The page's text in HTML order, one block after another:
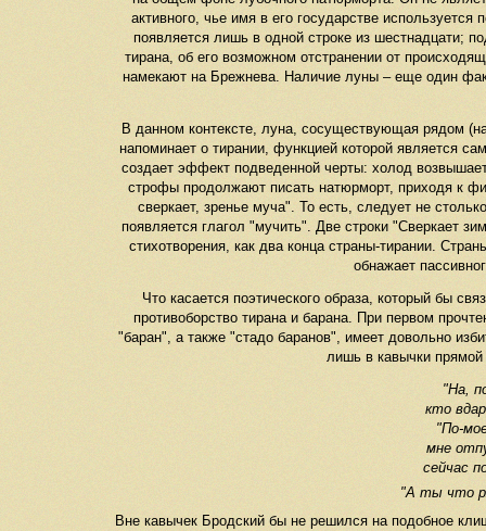
активного, чье имя в его государстве
появляется лишь в одной строке из шестнадцати;
тирана, об его возможном отстранении от
намекают на Брежнева. Наличие луны – еще один
В данном контексте, луна, сосуществующая рядом
напоминает о тирании, функцией которой является
создает эффект подведенной черты: холод
строфы продолжают писать натюрморт, приходя к
сверкает, зренье муча". То есть, следует не
появляется глагол "мучить". Две строки "Сверкает
стихотворения, как два конца страны-тирании.
обнажает
Что касается поэтического образа, который бы
противоборство тирана и барана. При первом
"баран", а также "стадо баранов", имеет довольно
лишь в кавычки прямой
"На,
кто
"По-
мне
сейчас
"А ты что
Вне кавычек Бродский бы не решился на подобное